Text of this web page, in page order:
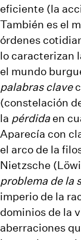
eficiente (la
También es el
órdenes
lo caracterizan
el mundo
palabras clave
(constelación
la pérdida en
Aparecía con
el arco de la
Nietzsche
problema de la
imperio de la
dominios de la
aberraciones